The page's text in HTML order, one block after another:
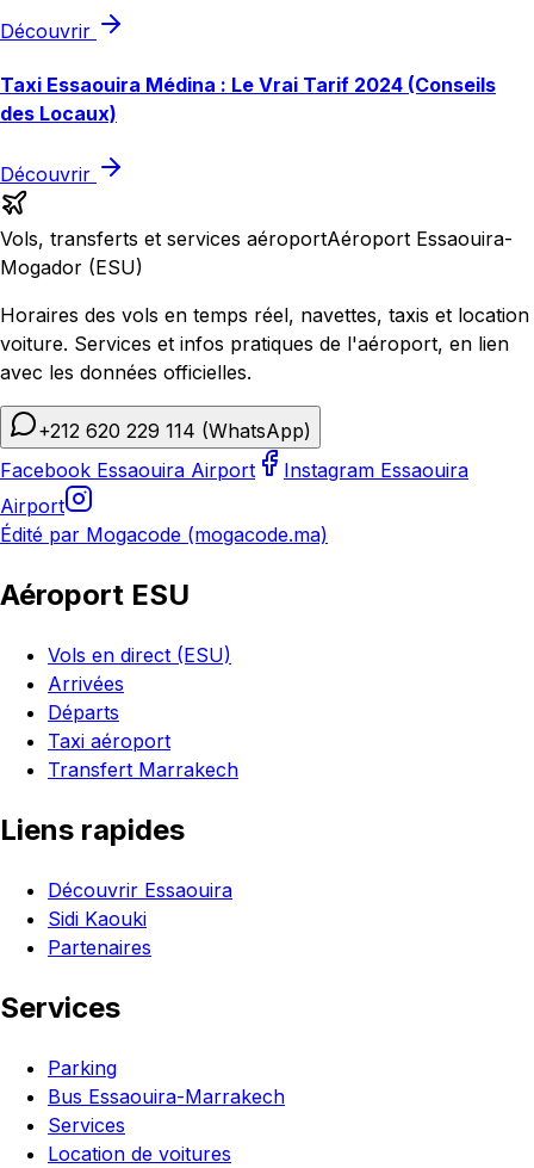
Découvrir
Taxi Essaouira Médina : Le Vrai Tarif 2024 (Conseils
des Locaux)
Découvrir
Vols, transferts et services aéroportAéroport Essaouira-
Mogador (ESU)
Horaires des vols en temps réel, navettes, taxis et location
voiture. Services et infos pratiques de l'aéroport, en lien
avec les données officielles.
+212 620 229 114 (WhatsApp)
Facebook Essaouira Airport
Instagram Essaouira
Airport
Édité par Mogacode (mogacode.ma)
Aéroport ESU
Vols en direct (ESU)
Arrivées
Départs
Taxi aéroport
Transfert Marrakech
Liens rapides
Découvrir Essaouira
Sidi Kaouki
Partenaires
Services
Parking
Bus Essaouira-Marrakech
Services
Location de voitures